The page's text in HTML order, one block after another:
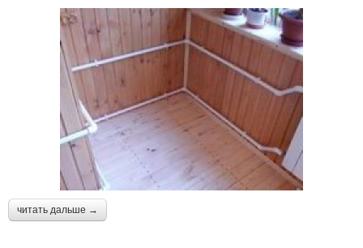
читать дальше →